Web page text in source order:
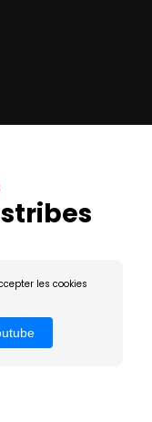
les cookies